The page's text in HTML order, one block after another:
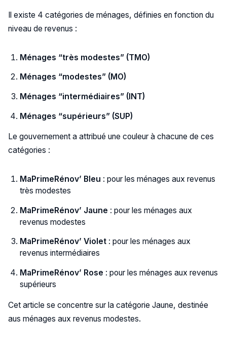
Il existe 4 catégories de ménages, définies en fonction du
niveau de revenus :
Ménages “très modestes” (TMO)
Ménages “modestes” (MO)
Ménages “intermédiaires” (INT)
Ménages “supérieurs” (SUP)
Le gouvernement a attribué une couleur à chacune de ces
catégories :
MaPrimeRénov’ Bleu : pour les ménages aux revenus
très modestes
MaPrimeRénov’ Jaune : pour les ménages aux
revenus modestes
MaPrimeRénov’ Violet : pour les ménages aux
revenus intermédiaires
MaPrimeRénov’ Rose : pour les ménages aux revenus
supérieurs
Cet article se concentre sur la catégorie Jaune, destinée
aus ménages aux revenus modestes.